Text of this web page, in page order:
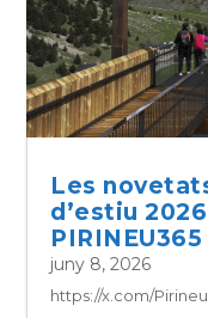
Les
d’estiu
PIRINEU365
juny 8, 2026
https://x.com/